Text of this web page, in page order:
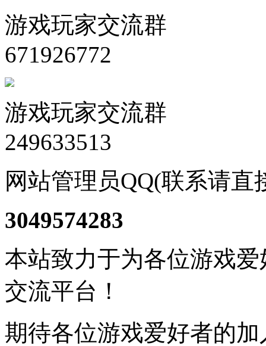
游戏玩家交流群
671926772
游戏玩家交流群
249633513
网站管理员QQ(联系请直
3049574283
本站致力于为各位游戏
交流平台！
期待各位游戏爱好者的加